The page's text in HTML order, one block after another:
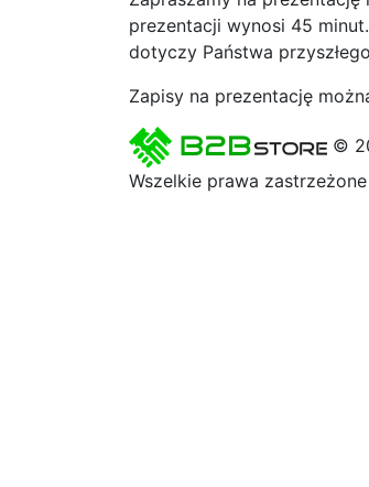
prezentacji wynosi 45
dotyczy Państwa
Zapisy na prezentację
©
Wszelkie prawa zastrzeżone